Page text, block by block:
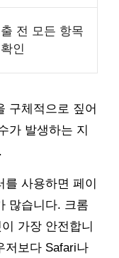
전 모든 항목
인
구체적으로 짚어
가 발생하는 지
를 사용하면 페이
많습니다. 크롬
가장 안전합니
저보다 Safari나